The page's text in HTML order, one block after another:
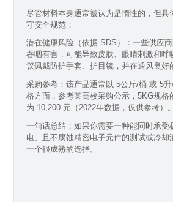
尽管材料本身通常被认为是惰性的，但具
守安全规范：
潜在健康风险（依据 SDS）：一些供应
吞咽有害，可能导致皮肤、眼睛刺激和呼
议佩戴防护手套、护目镜，并在通风良好
采购参考：该产品通常以 5公斤/桶 或 5
格方面，参考某高校采购公示，5KG规格
为 10,200 元（2022年数据，仅供参考）。
一句话总结：如果你需要一种能同时承受
电、且不腐蚀精密电子元件的测试或冷却
一个很成熟的选择。